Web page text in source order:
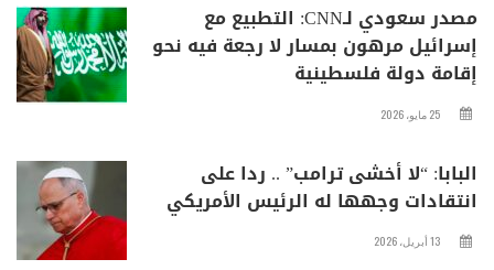
مصدر سعودي لـCNN: التطبيع مع
إسرائيل مرهون بمسار لا رجعة فيه نحو
إقامة دولة فلسطينية
25 مايو، 2026
البابا: “لا أخشى ترامب” .. ردا على
انتقادات وجهها له الرئيس الأمريكي
13 أبريل، 2026